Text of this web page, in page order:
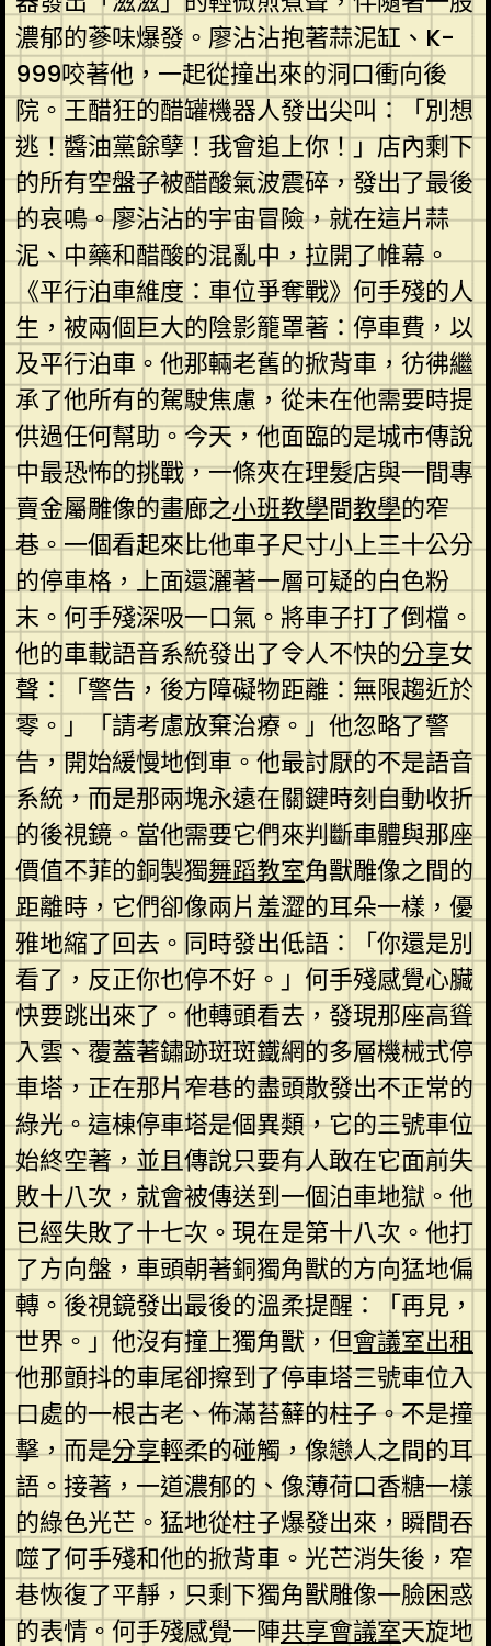
濃郁的蔘味爆發。廖沾沾抱著蒜泥缸、K-
999咬著他，一起從撞出來的洞口衝向後
院。王醋狂的醋罐機器人發出尖叫：「別想
逃！醬油黨餘孽！我會追上你！」店內剩下
的所有空盤子被醋酸氣波震碎，發出了最後
的哀鳴。廖沾沾的宇宙冒險，就在這片蒜
泥、中藥和醋酸的混亂中，拉開了帷幕。
《平行泊車維度：車位爭奪戰》何手殘的人
生，被兩個巨大的陰影籠罩著：停車費，以
及平行泊車。他那輛老舊的掀背車，彷彿繼
承了他所有的駕駛焦慮，從未在他需要時提
供過任何幫助。今天，他面臨的是城市傳說
中最恐怖的挑戰，一條夾在理髮店與一間專
賣金屬雕像的畫廊之小班教學間教學的窄
巷。一個看起來比他車子尺寸小上三十公分
的停車格，上面還灑著一層可疑的白色粉
末。何手殘深吸一口氣。將車子打了倒檔。
他的車載語音系統發出了令人不快的分享女
聲：「警告，後方障礙物距離：無限趨近於
零。」「請考慮放棄治療。」他忽略了警
告，開始緩慢地倒車。他最討厭的不是語音
系統，而是那兩塊永遠在關鍵時刻自動收折
的後視鏡。當他需要它們來判斷車體與那座
價值不菲的銅製獨舞蹈教室角獸雕像之間的
距離時，它們卻像兩片羞澀的耳朵一樣，優
雅地縮了回去。同時發出低語：「你還是別
看了，反正你也停不好。」何手殘感覺心臟
快要跳出來了。他轉頭看去，發現那座高聳
入雲、覆蓋著鏽跡斑斑鐵網的多層機械式停
車塔，正在那片窄巷的盡頭散發出不正常的
綠光。這棟停車塔是個異類，它的三號車位
始終空著，並且傳說只要有人敢在它面前失
敗十八次，就會被傳送到一個泊車地獄。他
已經失敗了十七次。現在是第十八次。他打
了方向盤，車頭朝著銅獨角獸的方向猛地偏
轉。後視鏡發出最後的溫柔提醒：「再見，
世界。」他沒有撞上獨角獸，但會議室出租
他那顫抖的車尾卻擦到了停車塔三號車位入
口處的一根古老、佈滿苔蘚的柱子。不是撞
擊，而是分享輕柔的碰觸，像戀人之間的耳
語。接著，一道濃郁的、像薄荷口香糖一樣
的綠色光芒。猛地從柱子爆發出來，瞬間吞
噬了何手殘和他的掀背車。光芒消失後，窄
巷恢復了平靜，只剩下獨角獸雕像一臉困惑
的表情。何手殘感覺一陣共享會議室天旋地